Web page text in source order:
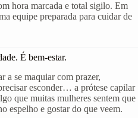
hora marcada e total sigilo. Em
equipe preparada para cuidar de
É bem-estar.
a se maquiar com prazer,
esconder… a prótese capilar
que muitas mulheres sentem que
espelho e gostar do que veem.